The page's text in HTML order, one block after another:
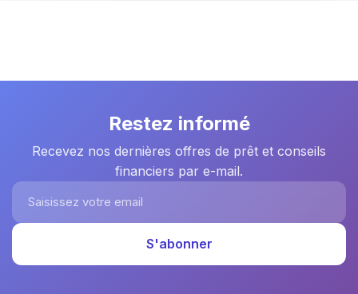
Restez informé
Recevez nos dernières offres de prêt et conseils
financiers par e-mail.
Saisissez votre email
S'abonner